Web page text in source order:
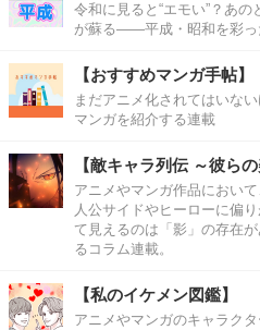
令和に見ると“エモい”？あ
が蘇る――平成・昭和を彩っ
【おすすめマンガ手帖】
まだアニメ化されてはいな
マンガを紹介する連載
【敵キャラ列伝 ～彼ら
アニメやマンガ作品におい
人公サイドやヒーローに偏
て見えるのは「影」の存在
るコラム連載。
【私のイケメン図鑑】
アニメやマンガのキャラク